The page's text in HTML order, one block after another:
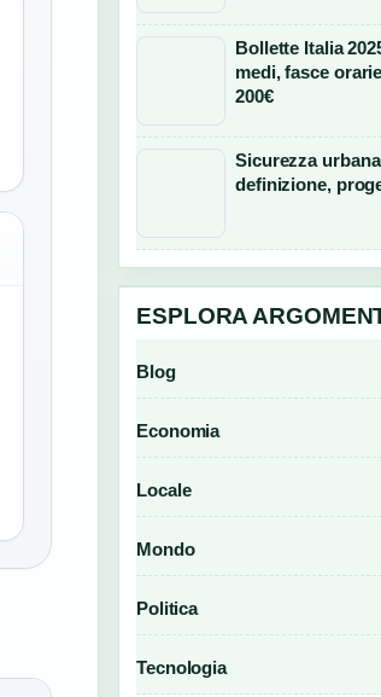
Bollette Italia
medi, fasce
200€
Sicurezza
definizione,
ESPLORA
Blog
Economia
Locale
Mondo
Politica
Tecnologia